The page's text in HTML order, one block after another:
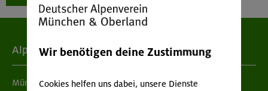
Alpenverein
München & Oberland
Wir benötigen deine Zustimmung
Cookies helfen uns dabei, unsere Dienste